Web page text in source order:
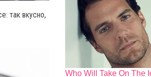
так вкусно,